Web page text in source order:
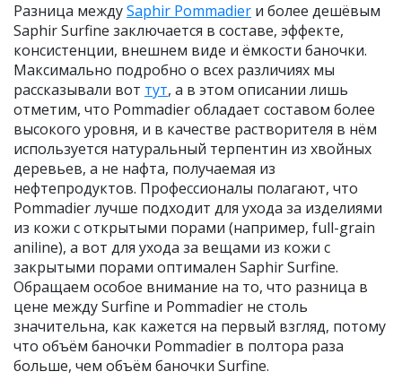
Разница междуSaphir Pommadier и более дешёвым
Saphir Surfine заключается в составе, эффекте,
консистенции, внешнем виде и ёмкости баночки.
Максимально подробно о всех различиях мы
рассказывали вот тут, а в этом описании лишь
отметим, что Pommadier обладает составом более
высокого уровня, и в качестве растворителя в нём
используется натуральный терпентин из хвойных
деревьев, а не нафта, получаемая из
нефтепродуктов. Профессионалы полагают, что
Pommadier лучше подходит для ухода за изделиями
из кожи с открытыми порами (например, full-grain
aniline), а вот для ухода за вещами из кожи с
закрытыми порами оптимален Saphir Surfine.
Обращаем особое внимание на то, что разница в
цене между Surfine и Pommadier не столь
значительна, как кажется на первый взгляд, потому
что объём баночки Pommadier в полтора раза
больше, чем объём баночки Surfine.